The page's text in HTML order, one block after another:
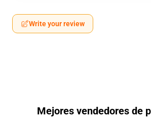
Write your review
Mejores vendedores de